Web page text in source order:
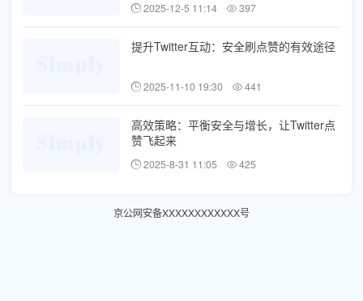
2025-12-5 11:14 397
提升Twitter互动：安全刷点赞的有效途径
2025-11-10 19:30 441
高效策略：平衡安全与增长，让Twitter点
赞飞起来
2025-8-31 11:05 425
京公网安备XXXXXXXXXXXX号